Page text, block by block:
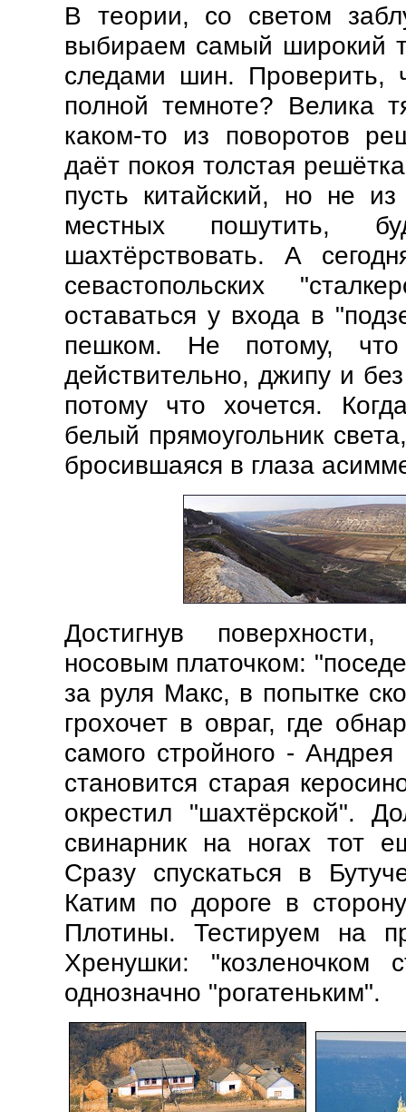
В теории, со светом
выбираем самый широкий
следами шин. Проверить,
полной темноте? Велика
каком-то из поворотов
даёт покоя толстая
пусть китайский, но не
местных пошутить,
шахтёрствовать. А
севастопольских
оставаться у входа в
пешком. Не потому,
действительно, джипу и
потому что хочется.
белый прямоугольник
бросившаяся в глаза
Достигнув
носовым платочком:
за руля Макс, в попытке
грохочет в овраг, где
самого стройного -
становится старая
окрестил "шахтёрской".
свинарник на ногах тот
Сразу спускаться в
Катим по дороге в
Плотины. Тестируем на
Хренушки:
однозначно "рогатеньким".